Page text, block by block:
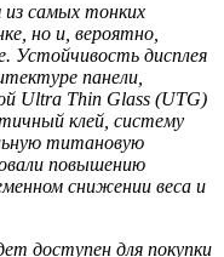
из самых тонких
но и, вероятно,
Устойчивость дисплея
панели,
Ultra Thin Glass (UTG)
клей, систему
титановую
повышению
снижении веса и
доступен для покупки